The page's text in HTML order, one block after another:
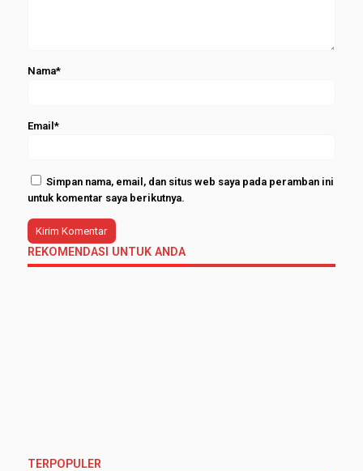
Nama*
Email*
Simpan nama, email, dan situs web saya pada peramban ini
untuk komentar saya berikutnya.
REKOMENDASI UNTUK ANDA
TERPOPULER